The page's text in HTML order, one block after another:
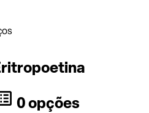
0 opções